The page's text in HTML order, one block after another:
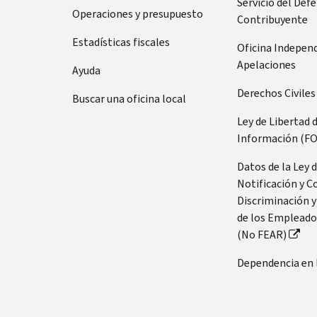
Operaciones y presupuesto
Estadísticas fiscales
Ayuda
Buscar una oficina local
Contribuyente
Oficina
Apelaciones
Derechos Civiles
Ley de Libertad
Información
Datos de la Ley
Notificación y
Discriminación
de los
(No FEAR)
Dependencia